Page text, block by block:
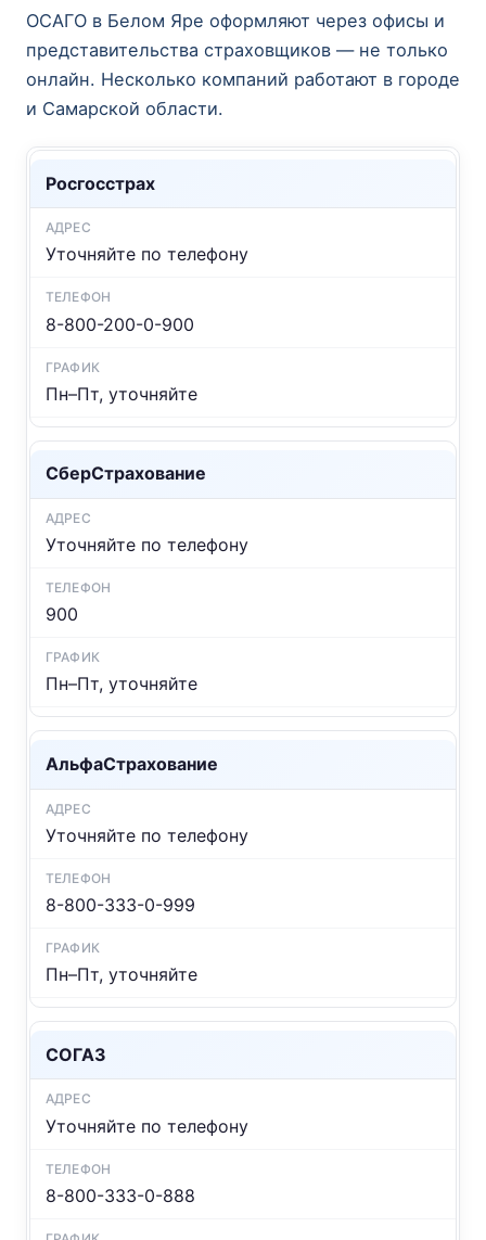
ОСАГО в Белом Яре оформляют через офисы и
представительства страховщиков — не только
онлайн. Несколько компаний работают в городе
и Самарской области.
Росгосстрах
Уточняйте по телефону
8-800-200-0-900
Пн–Пт, уточняйте
СберСтрахование
Уточняйте по телефону
900
Пн–Пт, уточняйте
АльфаСтрахование
Уточняйте по телефону
8-800-333-0-999
Пн–Пт, уточняйте
СОГАЗ
Уточняйте по телефону
8-800-333-0-888